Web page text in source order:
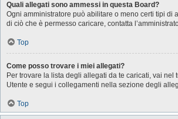
Quali allegati sono ammessi in questa Board?
Ogni amministratore può abilitare o meno certi tipi di
di ciò che è permesso caricare, contatta
Top
Come posso trovare i miei allegati?
Per trovare la lista degli allegati da te caricati, vai nel
Utente e segui i collegamenti nella sezione degli
Top